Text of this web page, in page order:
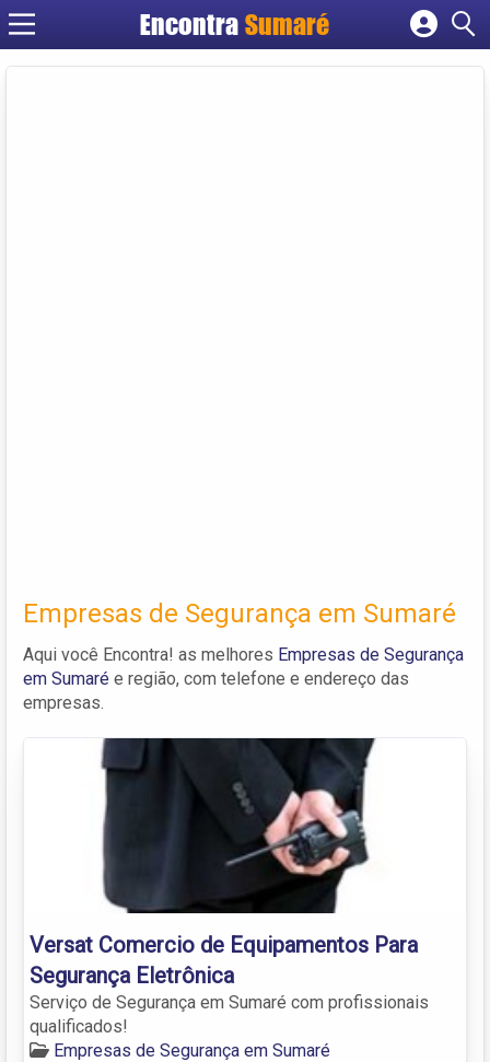
Encontra Sumaré
Cadastrar empresa
Empresas de Segurança em Sumaré
Aqui você Encontra! as melhores Empresas de Segurança
em Sumaré e região, com telefone e endereço das
empresas.
Versat Comercio de Equipamentos Para
Segurança Eletrônica
Serviço de Segurança em Sumaré com profissionais
qualificados!
Empresas de Segurança em Sumaré